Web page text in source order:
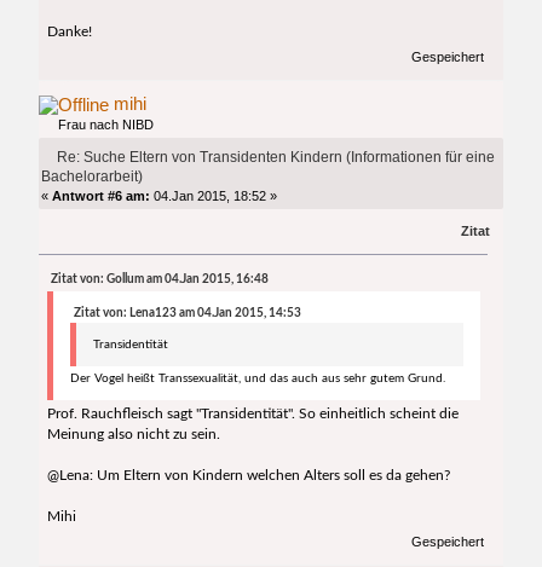
Danke!
Gespeichert
mihi
Frau nach NIBD
Re: Suche Eltern von Transidenten Kindern (Informationen für eine
Bachelorarbeit)
«Antwort #6 am: 04.Jan 2015, 18:52 »
Zitat
Zitat von: Gollum am 04.Jan 2015, 16:48
Zitat von: Lena123 am 04.Jan 2015, 14:53
Transidentität
Der Vogel heißt Transsexualität, und das auch aus sehr gutem Grund.
Prof. Rauchfleisch sagt "Transidentität". So einheitlich scheint die
Meinung also nicht zu sein.
@Lena: Um Eltern von Kindern welchen Alters soll es da gehen?
Mihi
Gespeichert